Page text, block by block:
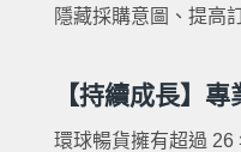
隱藏採購意圖、提高
【持續成長】
環球暢貨擁有超過 26